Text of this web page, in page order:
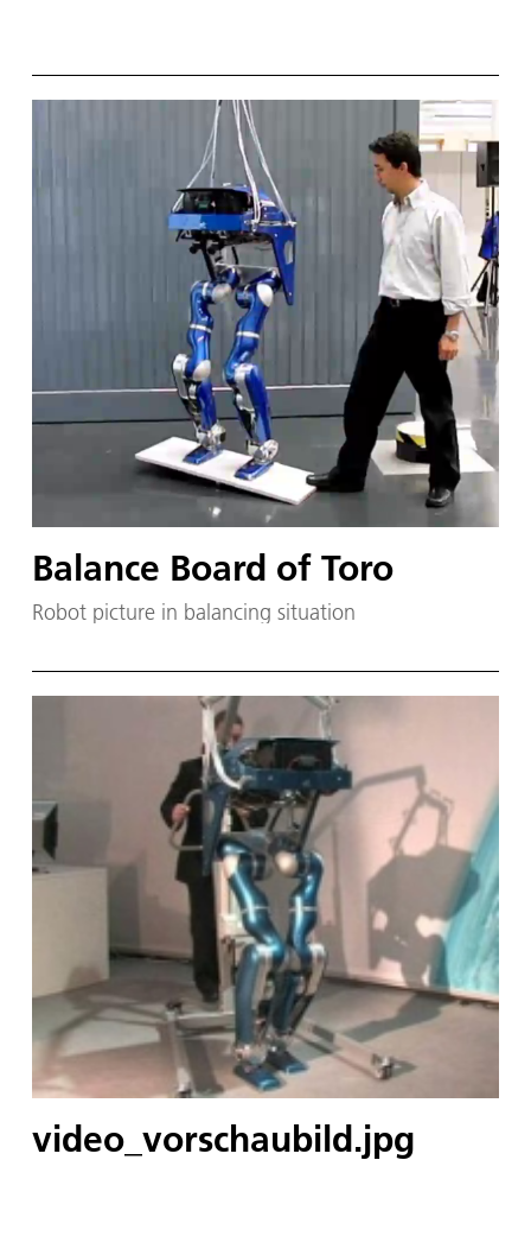
Balance Board of Toro
Robot picture in balancing situation
video_vorschaubild.jpg